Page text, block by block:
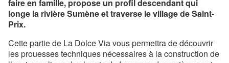
faire en famille, propose un profil descendant qui
longe la rivière Sumène et traverse le village de Saint-
Prix.
Cette partie de La Dolce Via vous permettra de découvrir
les prouesses techniques nécessaires à la construction de